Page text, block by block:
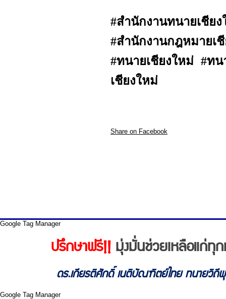
#สำนักงานทนายเ
#สำนักงานกฎหมายเ
#ทนายเชียงใหม่ #ท
เชียงใหม่
Share on Facebook
Google Tag Manager
ปรึกษาฟรี!! มุ่งมั่นช่วยเหลือแก่ทุ
ดร.เกียรติศักดิ์ เนติบัณฑิตย์ไทย ทนายวิถีพุ
Google Tag Manager